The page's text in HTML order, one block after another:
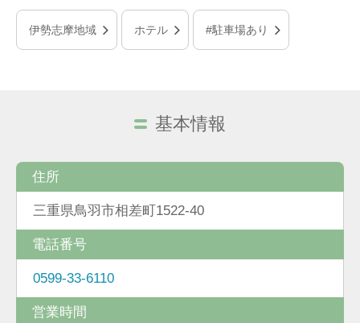
伊勢志摩地域 ホテル #駐車場あり
基本情報
住所
三重県鳥羽市相差町1522-40
電話番号
0599-33-6110
営業時間